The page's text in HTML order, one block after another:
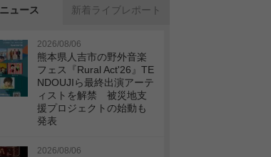
ュース 新着ライブレポート
2026/08/06
熊本県人吉市の野外音楽
フェス『Rural Act'26』TE
NDOUJIら最終出演アーテ
ィストを解禁 被災地支
援プロジェクトの始動も
発表
2026/08/06